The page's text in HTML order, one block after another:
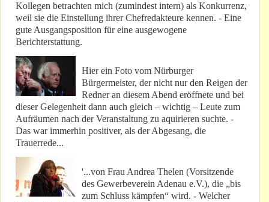
Kollegen betrachten mich (zumindest intern) als Konkurrenz,
weil sie die Einstellung ihrer Chefredakteure kennen. - Eine
gute Ausgangsposition für eine ausgewogene
Berichterstattung.
Hier ein Foto vom Nürburger
Bürgermeister, der nicht nur den Reigen der
Redner an diesem Abend eröffnete und bei
dieser Gelegenheit dann auch gleich – wichtig – Leute zum
Aufräumen nach der Veranstaltung zu aquirieren suchte. -
Das war immerhin positiver, als der Abgesang, die
Trauerrede...
'...von Frau Andrea Thelen (Vorsitzende
des Gewerbeverein Adenau e.V.), die „bis
zum Schluss kämpfen“ wird. - Welcher